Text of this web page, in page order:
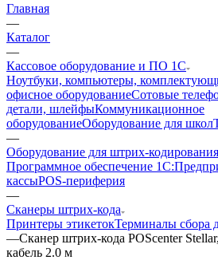
Главная
—
Каталог
—
Кассовое оборудование и ПО 1С
Ноутбуки, компьютеры,
офисное оборудованиеСотовые
детали, шлейфыКоммуникационное
оборудованиеОборудование для школ
—
Оборудование для штрих-кодирования
Программное обеспечение
кассыPOS-периферия
—
Сканеры штрих-кода
Принтеры этикетокТерминалы сбора
—Сканер штрих-кода POScenter
кабель 2.0 м